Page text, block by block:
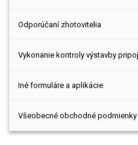
Odporúčaní zhotovitelia
Vykonanie kontroly výstavby
Iné formuláre a aplikácie
Všeobecné obchodné podmienky